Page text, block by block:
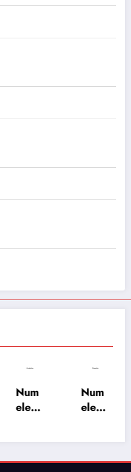
Num
ele
semn
Num
ele
ificați